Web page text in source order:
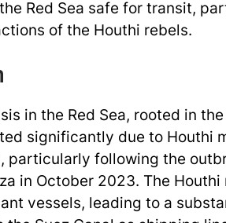
Red Sea safe for transit,
of the Houthi rebels.
in the Red Sea, rooted in
significantly due to Houthi
particularly following the
in October 2023. The Houthi
vessels, leading to a